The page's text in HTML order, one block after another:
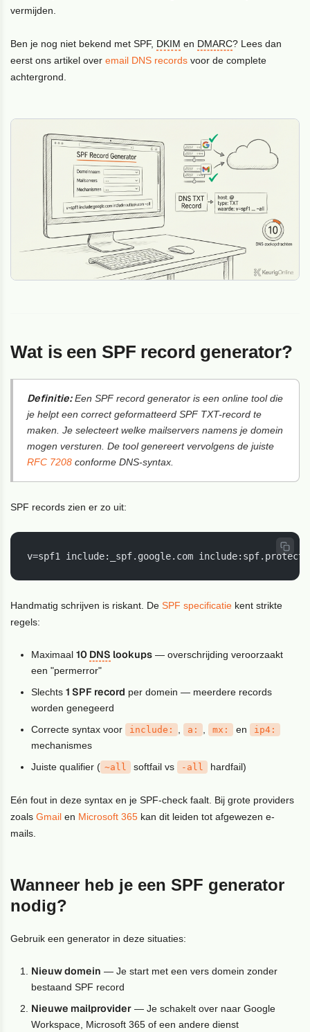
vermijden.
Ben je nog niet bekend met SPF, DKIM en DMARC? Lees dan
eerst ons artikel overemail DNS records voor de complete
achtergrond.
Wat is een SPF record generator?
Definitie:Een SPF record generator is een online tool die
je helpt een correct geformatteerd SPF TXT-record te
maken. Je selecteert welke mailservers namens je domein
mogen versturen. De tool genereert vervolgens de juiste
RFC 7208 conforme DNS-syntax.
SPF records zien er zo uit:
v=spf1 include:_spf.google.com
Handmatig schrijven is riskant. DeSPF specificatie kent strikte
regels:
Maximaal10 DNS lookups — overschrijding veroorzaakt
een "permerror"
Slechts1 SPF record per domein — meerdere records
worden genegeerd
Correcte syntax voor
include: a: mx: en ip4:
mechanismes
Juiste qualifier ( ~all softfail vs -all hardfail)
Eén fout in deze syntax en je SPF-check faalt. Bij grote providers
zoalsGmail en Microsoft 365 kan dit leiden tot afgewezen e-
mails.
Wanneer heb je een SPF generator
nodig?
Gebruik een generator in deze situaties:
Nieuw domein — Je start met een vers domein zonder
bestaand SPF record
Nieuwe mailprovider — Je schakelt over naar Google
Workspace, Microsoft 365 of een andere dienst